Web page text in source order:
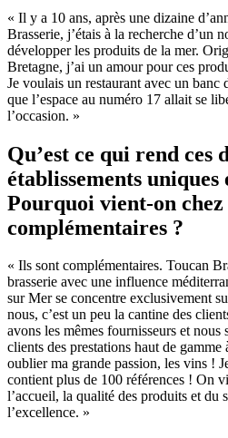
« Il y a 10 ans, après une dizaine
Brasserie, j’étais à la recherche d’un
développer les produits de la mer.
Bretagne, j’ai un amour pour ces
Je voulais un restaurant avec un banc
que l’espace au numéro 17 allait se
l’occasion. »
Qu’est ce qui rend ces
établissements uniques
Pourquoi vient-on
complémentaires ?
« Ils sont complémentaires. Toucan
brasserie avec une influence
sur Mer se concentre exclusivement
nous, c’est un peu la cantine des
avons les mêmes fournisseurs et
clients des prestations haut de gamme
oublier ma grande passion, les vins !
contient plus de 100 références ! On
l’accueil, la qualité des produits et du
l’excellence. »